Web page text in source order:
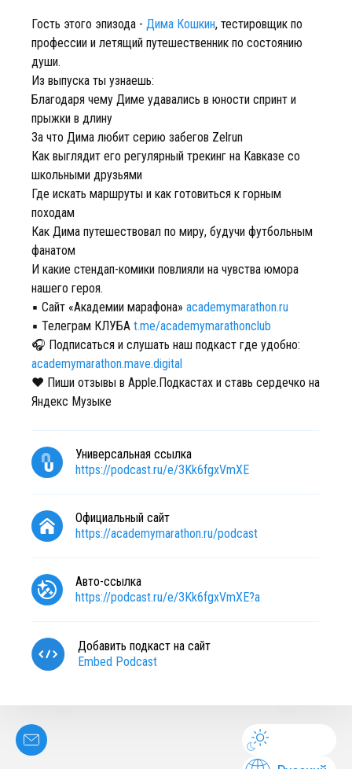
Гость этого эпизода - Дима Кошкин, тестировщик по
профессии и летящий путешественник по состоянию
души.
Из выпуска ты узнаешь:
Благодаря чему Диме удавались в юности спринт и
прыжки в длину
За что Дима любит серию забегов Zelrun
Как выглядит его регулярный трекинг на Кавказе со
школьными друзьями
Где искать маршруты и как готовиться к горным
походам
Как Дима путешествовал по миру, будучи футбольным
фанатом
И какие стендап-комики повлияли на чувства юмора
нашего героя.
▪️ Сайт «Академии марафона» academymarathon.ru
▪️ Телеграм КЛУБА t.me/academymarathonclub
🎧 Подписаться и слушать наш подкаст где удобно:
academymarathon.mave.digital
❤️ Пиши отзывы в Apple.Подкастах и ставь сердечко на
Яндекс Музыке
Универсальная ссылка
https://podcast.ru/e/3Kk6fgxVmXE
Официальный сайт
https://academymarathon.ru/podcast
Авто-ссылка
https://podcast.ru/e/3Kk6fgxVmXE?a
Добавить подкаст на сайт
Embed Podcast